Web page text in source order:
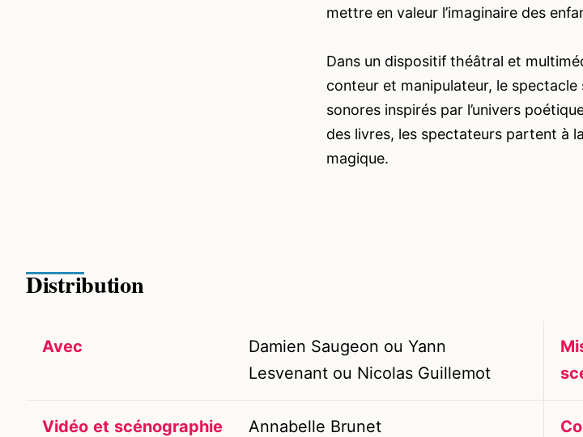
mettre en valeur l’imaginaire des
Dans un dispositif théâtral et
conteur et manipulateur, le spectacle
sonores inspirés par l’univers
des livres, les spectateurs partent à
magique.
Distribution
Avec
Damien Saugeon ou Yann
Lesvenant ou Nicolas Guillemot
Vidéo et scénographie Annabelle Brunet